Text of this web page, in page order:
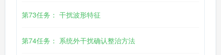
第73任务： 干扰波形特征
第74任务： 系统外干扰确认整治方法